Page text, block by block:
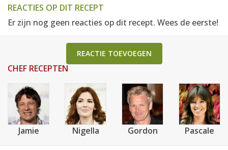
REACTIES OP DIT RECEPT
Er zijn nog geen reacties op dit recept. Wees de eerste!
REACTIE TOEVOEGEN
CHEF RECEPTEN
Jamie Nigella Gordon Pascale